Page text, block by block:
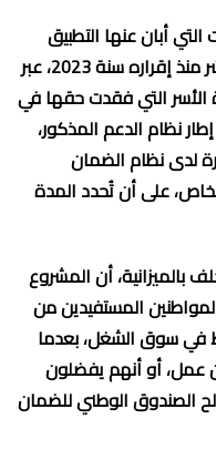
أبان عنها التطبيق
العملي لنظام الدعم الاجتماعي المباشر منذ إقراره سنة 2023، عبر
الأسر التي فقدت حقها في
نظام الدعم المذكور،
لدى نظام الضمان
على أن تُحدد المدة
بالميزانية، أن المشروع
المستفيدين من
في سوق الشغل، بعدما
عمل، أو أنهم يفضلون
الصندوق الوطني للضمان